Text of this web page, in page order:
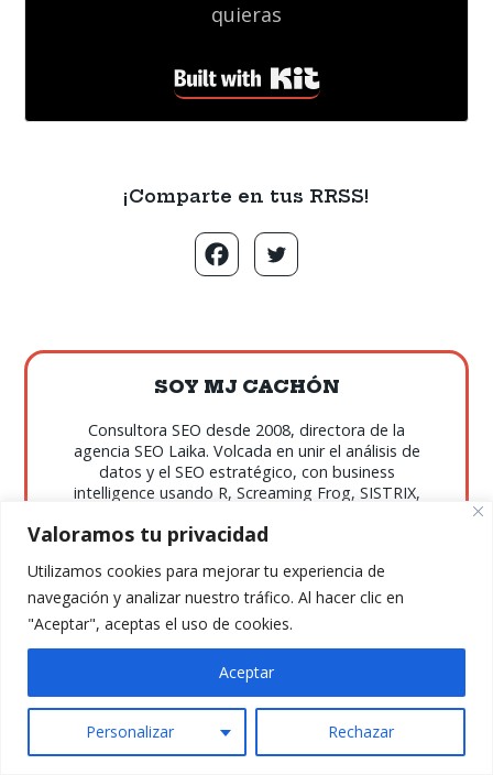
Valoramos tu privacidad
Utilizamos cookies para mejorar tu experiencia de
navegación y analizar nuestro tráfico. Al hacer clic en
"Aceptar", aceptas el uso de cookies.
Personalizar Rechazar
Aceptar
quieras
Built with Kit
¡Comparte en tus RRSS!
SOY MJ CACHÓN
Consultora SEO desde 2008, directora de la
agencia SEO Laika. Volcada en unir el análisis de
datos y el SEO estratégico, con business
intelligence usando R, Screaming Frog, SISTRIX,
aprender y compartir.
EXPLORAR POR TEMAS
DATA SEO
ECOMMERCE
ESTRATEGIA
HERRAMIENTAS